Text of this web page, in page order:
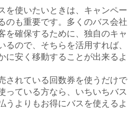
を使いたいときは、キャンペー
のも重要です。多くのバス会社
を確保するために、独自のキャ
るので、そちらを活用すれば、
に安く移動することが出来るよ
されている回数券を使うだけで
っている方なら、いちいちバス
うよりもお得にバスを使えるよ